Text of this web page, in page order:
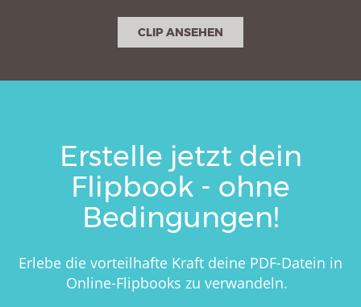
CLIP ANSEHEN
Erstelle jetzt dein
Flipbook - ohne
Bedingungen!
Erlebe die vorteilhafte Kraft deine PDF-Datein in
Online-Flipbooks zu verwandeln.